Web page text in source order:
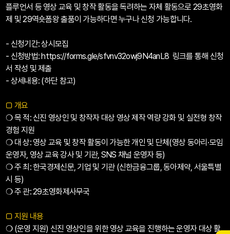
플루언서 등 영상 교육 및 창작 활동을 독려하는 자체 활동으로 29초영화
제 및 29역숏폼왕 출품이 가능하다면 누구나 신청 가능합니다.
- 신청기간: 상시모집
- 신청방법:https://forms.gle/sfvnv32owj9N4anL8 링크를 통해 신청
서 작성 및 제출
- 상세내용: (하단 참고)
□ 개요
❍ 목 적: 신진 영상인 및 창작자 대상 영상 제작 역량 강화 및 실전형 창작
경험 지원
❍ 대 상: 영상 교육 및 창작 활동이 가능한 개인 및 단체(영상 동아리·모임
운영자, 영상 교육 강사 및 기관, SNS 채널 운영자 등)
❍ 주 최: 한국경제신문, 기업 및 기관 (신한금융그룹, 동아제약, 서울특별
시 등)
❍ 주 관: 29초영화제사무국
□ 지원 내용
❍ (운영 지원) 신진 영상인을 위한 영상 교육을 진행하는 운영자 대상 활